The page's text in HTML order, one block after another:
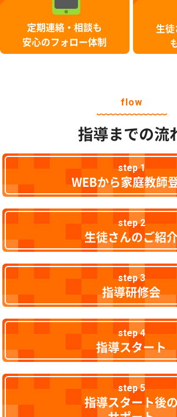
定期連絡・相談も
安心のフォロー体制
生徒
flow
指導までの流
step 1
WEBから家庭教師
step 2
生徒さんのご紹
step 3
指導研修会
step 4
指導スタート
step 5
指導スタート後